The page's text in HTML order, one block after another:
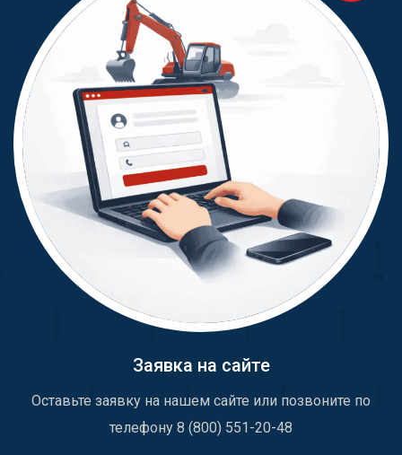
Заявка на сайте
Оставьте заявку на нашем сайте или позвоните по
телефону 8 (800) 551-20-48